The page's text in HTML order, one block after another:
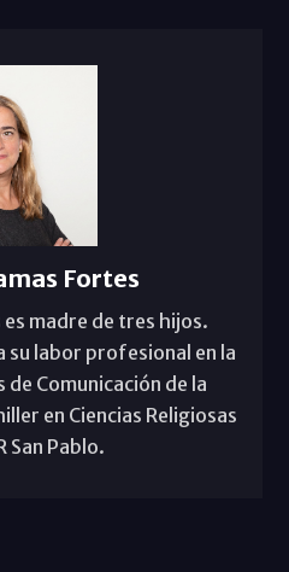
Fortes
es madre de tres hijos.
labor profesional en la
Comunicación de la
en Ciencias Religiosas
San Pablo.